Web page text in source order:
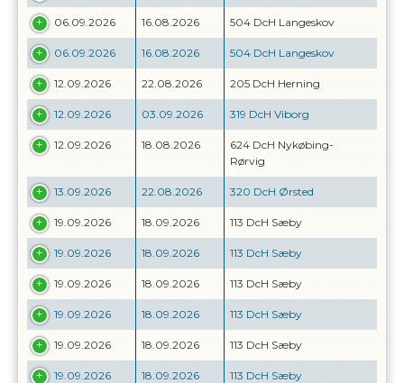
06.09.2026 16.08.2026 504 DcH Langeskov
06.09.2026 16.08.2026 504 DcH Langeskov
12.09.2026 22.08.2026 205 DcH Herning
12.09.2026 03.09.2026 319 DcH Viborg
12.09.2026 18.08.2026
624 DcH Nykøbing-
Rørvig
13.09.2026 22.08.2026 320 DcH Ørsted
19.09.2026 18.09.2026 113 DcH Sæby
19.09.2026 18.09.2026 113 DcH Sæby
19.09.2026 18.09.2026 113 DcH Sæby
19.09.2026 18.09.2026 113 DcH Sæby
19.09.2026 18.09.2026 113 DcH Sæby
19.09.2026 18.09.2026 113 DcH Sæby